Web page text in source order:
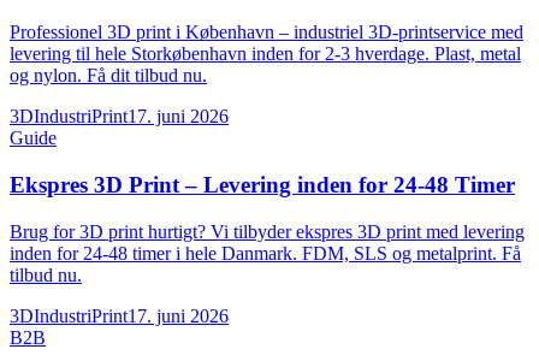
Professionel 3D print i København – industriel 3D-printservice med
levering til hele Storkøbenhavn inden for 2-3 hverdage. Plast, metal
og nylon. Få dit tilbud nu.
3DIndustriPrint17. juni 2026
Guide
Ekspres 3D Print – Levering inden for 24-48 Timer
Brug for 3D print hurtigt? Vi tilbyder ekspres 3D print med levering
inden for 24-48 timer i hele Danmark. FDM, SLS og metalprint. Få
tilbud nu.
3DIndustriPrint17. juni 2026
B2B